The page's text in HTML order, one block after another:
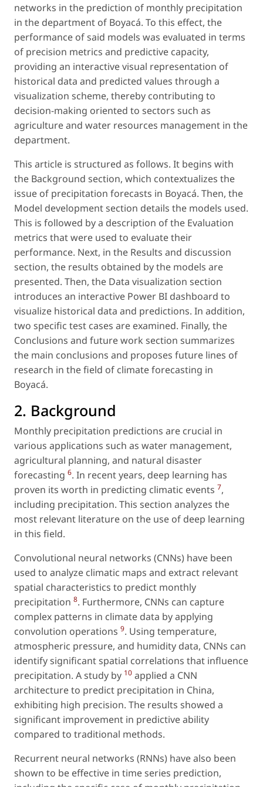
networks in the prediction of monthly precipitation
in the department of Boyacá. To this effect, the
performance of said models was evaluated in terms
of precision metrics and predictive capacity,
providing an interactive visual representation of
historical data and predicted values through a
visualization scheme, thereby contributing to
decision-making oriented to sectors such as
agriculture and water resources management in the
department.
This article is structured as follows. It begins with
the Background section, which contextualizes the
issue of precipitation forecasts in Boyacá. Then, the
Model developmentsection details the models used.
This is followed by a description of the Evaluation
metrics that were used to evaluate their
performance. Next, in the Results and discussion
section, the results obtained by the models are
presented. Then, the Data visualization section
introduces an interactive Power BI dashboard to
visualize historical data and predictions. In addition,
two specific test cases are examined. Finally, the
Conclusions and future work section summarizes
the main conclusions and proposes future lines of
research in the field of climate forecasting in
Boyacá.
2. Background
Monthly precipitation predictions are crucial in
various applications such as water management,
agricultural planning, and natural disaster
forecasting 6. In recent years, deep learning has
proven its worth in predicting climatic events 7,
including precipitation. This section analyzes the
most relevant literature on the use of deep learning
in this field.
Convolutional neural networks (CNNs) have been
used to analyze climatic maps and extract relevant
spatial characteristics to predict monthly
precipitation 8. Furthermore, CNNs can capture
complex patterns in climate data by applying
convolution operations 9. Using temperature,
atmospheric pressure, and humidity data, CNNs can
identify significant spatial correlations that influence
precipitation. A study by 10 applied a CNN
architecture to predict precipitation in China,
exhibiting high precision. The results showed a
significant improvement in predictive ability
compared to traditional methods.
Recurrent neural networks (RNNs) have also been
shown to be effective in time series prediction,